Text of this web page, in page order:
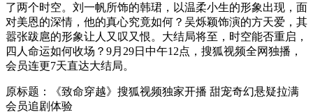
了两个时空。刘一帆所饰的韩珺，以温柔小生的形象出现，面
对美恩的深情，他的真心究竟如何？吴烁颖饰演的方天爱，其
嚣张跋扈的形象让人又叹又恨。大结局将至，时空能否重启，
四人命运如何收场？9月29日中午12点，搜狐视频全网独播，
会员连更7天直达大结局。
原标题：《致命穿越》搜狐视频独家开播 甜宠奇幻悬疑拉满
会员追剧体验